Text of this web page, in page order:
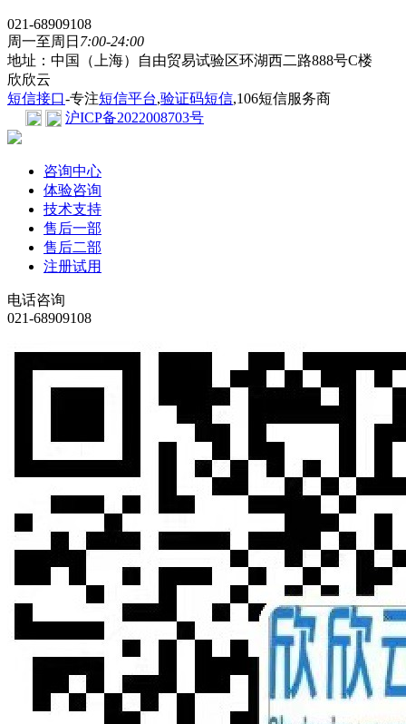
021-68909108
周一至周日 7:00-24:00
地址：中国（上海）自由贸易试验区环湖西二路888号C楼
欣欣云
短信接口-专注短信平台,验证码短信,106短信服务商
沪ICP备2022008703号
咨询中心
体验咨询
技术支持
售后一部
售后二部
注册试用
电话咨询
021-68909108